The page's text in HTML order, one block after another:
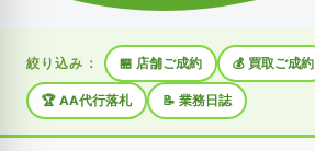
絞り込み： 🏪 店舗ご成約 💰 買取ご成約
🏆 AA代行落札 📝 業務日誌